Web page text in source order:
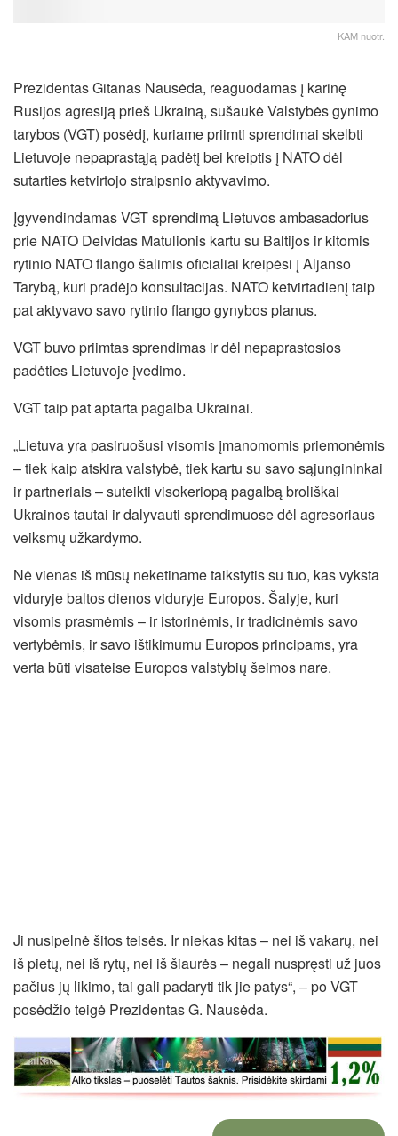
KAM nuotr.
Prezidentas Gitanas Nausėda, reaguodamas į karinę
Rusijos agresiją prieš Ukrainą, sušaukė Valstybės gynimo
tarybos (VGT) posėdį, kuriame priimti sprendimai skelbti
Lietuvoje nepaprastąją padėtį bei kreiptis į NATO dėl
sutarties ketvirtojo straipsnio aktyvavimo.
Įgyvendindamas VGT sprendimą Lietuvos ambasadorius
prie NATO Deividas Matulionis kartu su Baltijos ir kitomis
rytinio NATO flango šalimis oficialiai kreipėsi į Aljanso
Tarybą, kuri pradėjo konsultacijas. NATO ketvirtadienį taip
pat aktyvavo savo rytinio flango gynybos planus.
VGT buvo priimtas sprendimas ir dėl nepaprastosios
padėties Lietuvoje įvedimo.
VGT taip pat aptarta pagalba Ukrainai.
„Lietuva yra pasiruošusi visomis įmanomomis priemonėmis
– tiek kaip atskira valstybė, tiek kartu su savo sąjungininkai
ir partneriais – suteikti visokeriopą pagalbą broliškai
Ukrainos tautai ir dalyvauti sprendimuose dėl agresoriaus
veiksmų užkardymo.
Nė vienas iš mūsų neketiname taikstytis su tuo, kas vyksta
viduryje baltos dienos viduryje Europos. Šalyje, kuri
visomis prasmėmis – ir istorinėmis, ir tradicinėmis savo
vertybėmis, ir savo ištikimumu Europos principams, yra
verta būti visateise Europos valstybių šeimos nare.
Ji nusipelnė šitos teisės. Ir niekas kitas – nei iš vakarų, nei
iš pietų, nei iš rytų, nei iš šiaurės – negali nuspręsti už juos
pačius jų likimo, tai gali padaryti tik jie patys“, – po VGT
posėdžio teigė Prezidentas G. Nausėda.